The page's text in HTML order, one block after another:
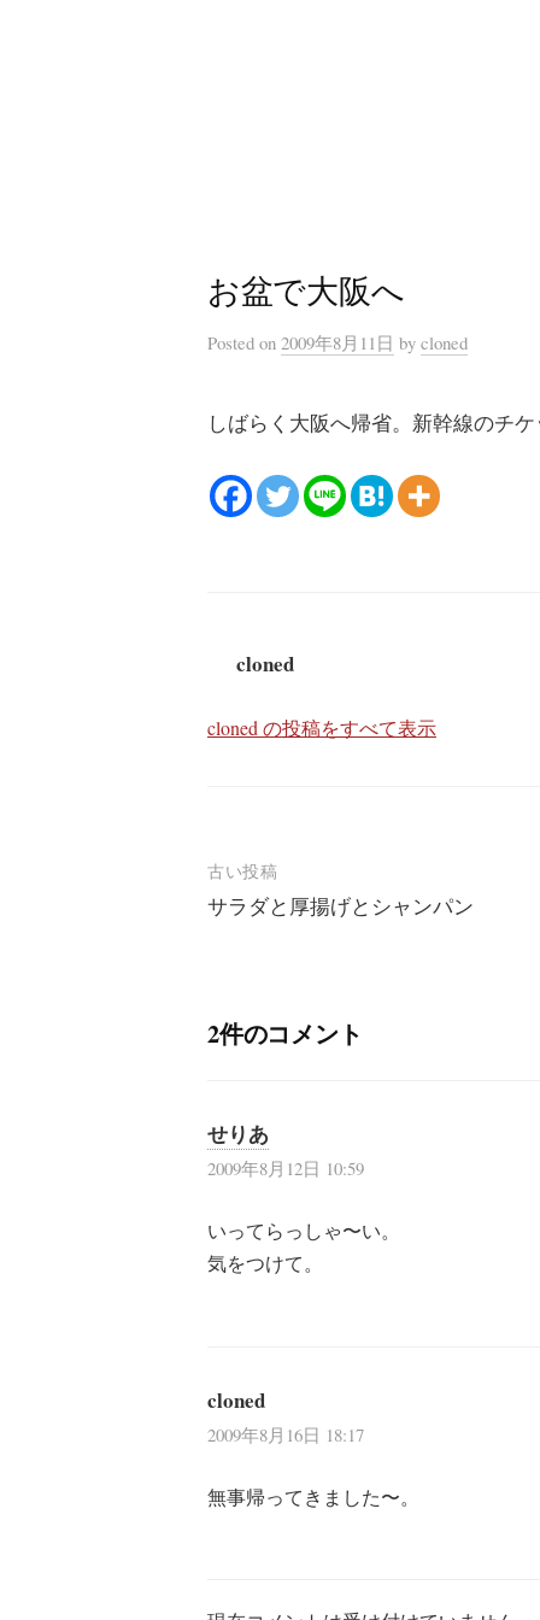
ッ
お盆で大阪へ
Posted on 2009年8月11日 by cloned
しばらく大阪へ帰省。新幹線のチ
cloned
cloned の投稿をすべて表示
投
稿
ゲ
シ
ョ
古い投稿
サラダと厚揚げとシャンパン
2件のコメント
せりあ
2009年8月12日 10:59
いってらっしゃ〜い。
気をつけて。
cloned
2009年8月16日 18:17
無事帰ってきました〜。